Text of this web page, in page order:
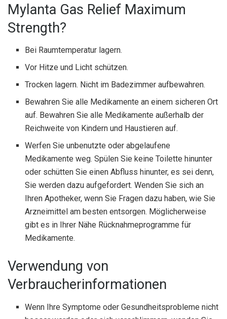
Mylanta Gas Relief Maximum
Strength?
Bei Raumtemperatur lagern.
Vor Hitze und Licht schützen.
Trocken lagern. Nicht im Badezimmer aufbewahren.
Bewahren Sie alle Medikamente an einem sicheren Ort
auf. Bewahren Sie alle Medikamente außerhalb der
Reichweite von Kindern und Haustieren auf.
Werfen Sie unbenutzte oder abgelaufene
Medikamente weg. Spülen Sie keine Toilette hinunter
oder schütten Sie einen Abfluss hinunter, es sei denn,
Sie werden dazu aufgefordert. Wenden Sie sich an
Ihren Apotheker, wenn Sie Fragen dazu haben, wie Sie
Arzneimittel am besten entsorgen. Möglicherweise
gibt es in Ihrer Nähe Rücknahmeprogramme für
Medikamente.
Verwendung von
Verbraucherinformationen
Wenn Ihre Symptome oder Gesundheitsprobleme nicht